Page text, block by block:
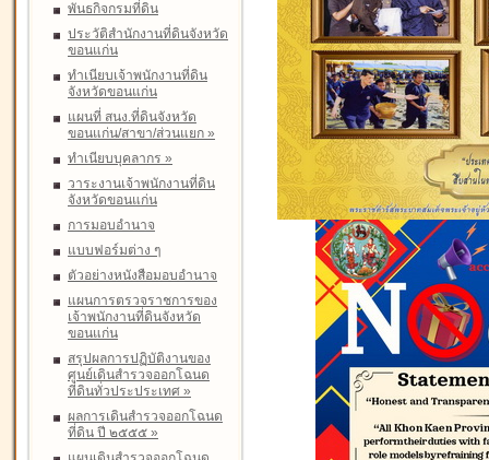
พันธกิจกรมที่ดิน
ประวัติสำนักงานที่ดินจังหวัด
ขอนแก่น
ทำเนียบเจ้าพนักงานที่ดิน
จังหวัดขอนแก่น
แผนที่ สนง.ที่ดินจังหวัด
ขอนแก่น/สาขา/ส่วนแยก »
ทำเนียบบุคลากร »
วาระงานเจ้าพนักงานที่ดิน
จังหวัดขอนแก่น
การมอบอำนาจ
แบบฟอร์มต่าง ๆ
ตัวอย่างหนังสือมอบอำนาจ
แผนการตรวจราชการของ
เจ้าพนักงานที่ดินจังหวัด
ขอนแก่น
สรุปผลการปฏิบัติงานของ
ศูนย์เดินสำรวจออกโฉนด
ที่ดินทั่วประประเทศ »
ผลการเดินสำรวจออกโฉนด
ที่ดิน ปี ๒๕๕๕ »